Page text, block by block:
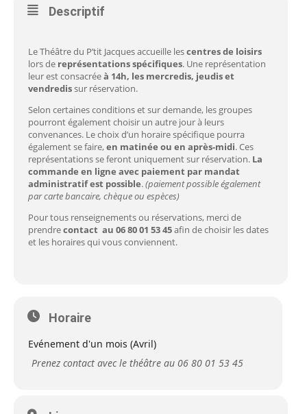
Descriptif
Le Théâtre du P’tit Jacques accueille lescentres de loisirs
lors de représentations spécifiques. Une représentation
leur est consacréeà 14h, les mercredis, jeudis et
vendredissur réservation.
Selon certaines conditions et sur demande, les groupes
pourront également choisir un autre jour à leurs
convenances. Le choix d’un horaire spécifique pourra
également se faire,en matinée ou en après-midi. Ces
représentations se feront uniquement sur réservation. La
commande en ligne avec paiement par mandat
administratif est possible.(paiement possible également
par carte bancaire, chèque ou espèces)
Pour tous renseignements ou réservations, merci de
prendrecontact au 06 80 01 53 45afin de choisir les dates
et les horaires qui vous conviennent.
Horaire
Evénement d'un mois (Avril)
Prenez contact avec le théâtre au 06 80 01 53 45